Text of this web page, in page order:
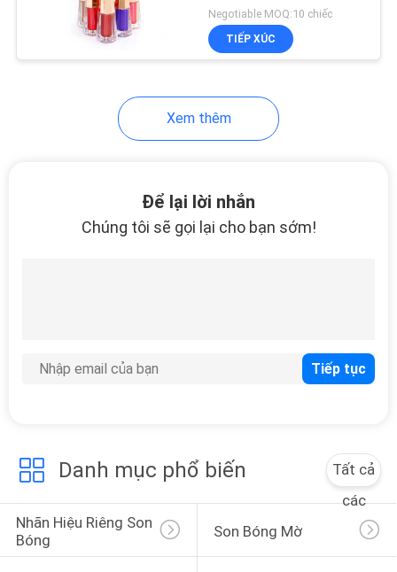
Lông mi Chồn
Trứng bọt biển trang
6
Negotiable MOQ:10 chiếc
TIẾP XÚC
Xem thêm
Để lại lời nhắn
Chúng tôi sẽ gọi lại cho bạn sớm!
Danh mục phổ biến
Tất cả
các
Nhãn Hiệu Riêng Son
Bóng
Son Bóng Mờ